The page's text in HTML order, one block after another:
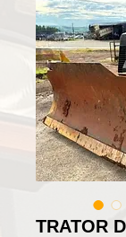
TRATOR